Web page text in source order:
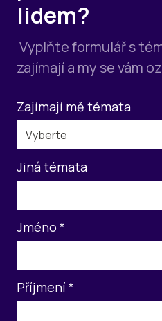
lidem?
Vyplňte formulář s
zajímají a my se vám
Zajímají mě témata
Vyberte
Jiná témata
Jméno *
Příjmení *